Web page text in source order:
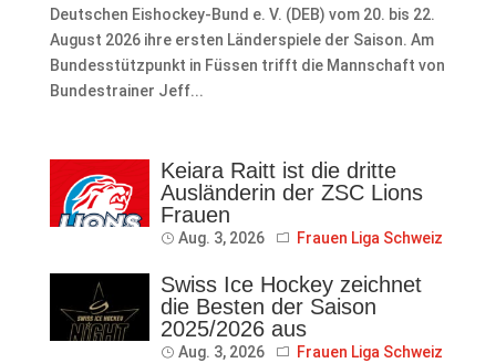
Deutschen Eishockey-Bund e. V. (DEB) vom 20. bis 22.
August 2026 ihre ersten Länderspiele der Saison. Am
Bundesstützpunkt in Füssen trifft die Mannschaft von
Bundestrainer Jeff...
Keiara Raitt ist die dritte
Ausländerin der ZSC Lions
Frauen
Aug. 3, 2026 Frauen Liga Schweiz
Swiss Ice Hockey zeichnet
die Besten der Saison
2025/2026 aus
Aug. 3, 2026
Frauen Liga Schweiz